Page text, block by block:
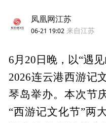
凤凰网江苏
06-21 19:02 来自江苏
6月20日晚，以“遇
2026连云港西游记
琴岛举办。本次节
“西游记文化节”两